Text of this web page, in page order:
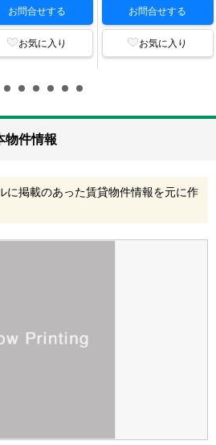
お問合せする
お気に入り
お問合せする
お気に入り
物件情報
に掲載のあった賃貸物件情報を元に作